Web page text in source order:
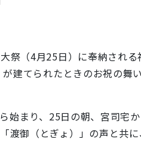
（4月25日）に奉納され
建てられたときのお祝の舞
まり、25日の朝、宮司宅
御（とぎょ）」の声と共